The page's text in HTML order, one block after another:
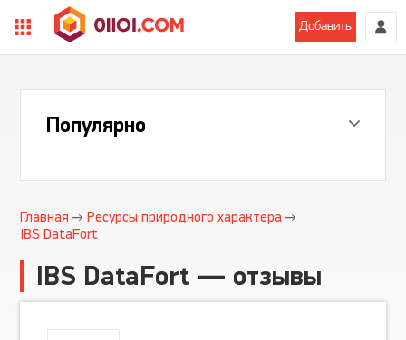
Добавить
Популярно
Главная
Ресурсы природного характера
IBS DataFort
IBS DataFort — отзывы